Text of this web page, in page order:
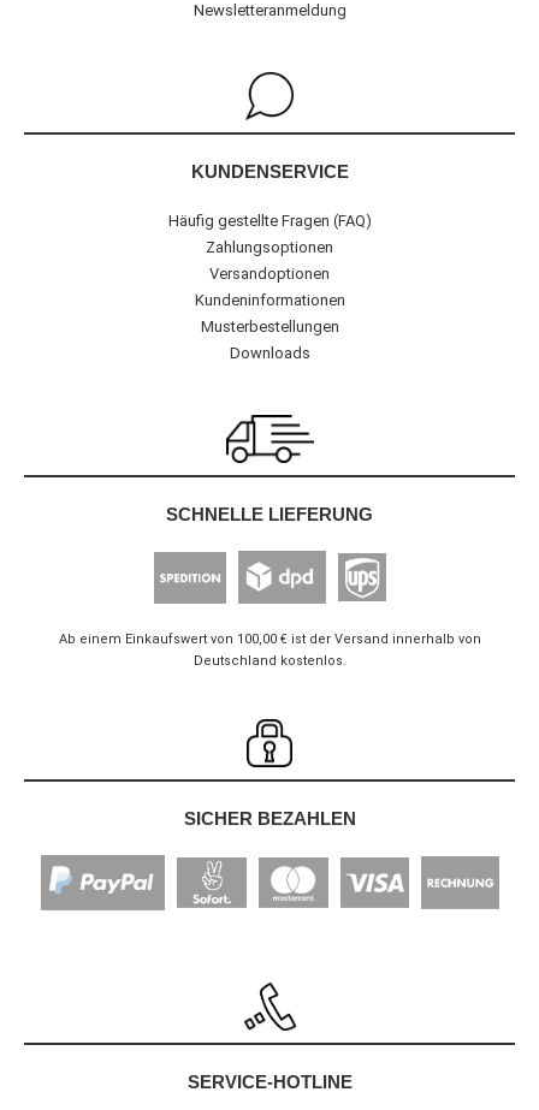
Newsletteranmeldung
KUNDENSERVICE
Häufig gestellte Fragen (FAQ)
Zahlungsoptionen
Versandoptionen
Kundeninformationen
Musterbestellungen
Downloads
SCHNELLE LIEFERUNG
Ab einem Einkaufswert von 100,00 € ist der Versand innerhalb von
Deutschland kostenlos.
SICHER BEZAHLEN
SERVICE-HOTLINE